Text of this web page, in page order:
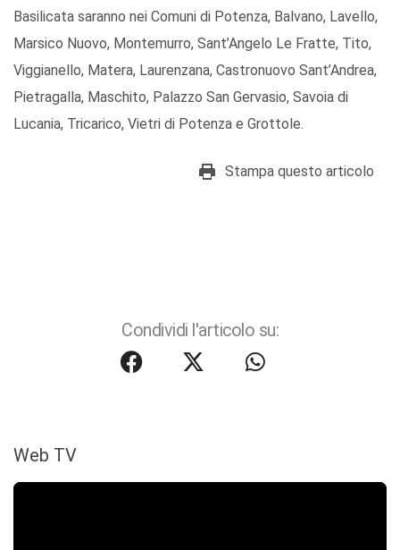
Basilicata saranno nei Comuni di Potenza, Balvano, Lavello,
Marsico Nuovo, Montemurro, Sant’Angelo Le Fratte, Tito,
Viggianello, Matera, Laurenzana, Castronuovo Sant’Andrea,
Pietragalla, Maschito, Palazzo San Gervasio, Savoia di
Lucania, Tricarico, Vietri di Potenza e Grottole.
Stampa questo articolo
Condividi l'articolo su:
Web TV